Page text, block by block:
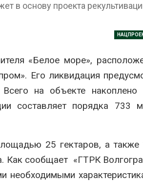
в основу проекта
«Белое море»,
Его ликвидация
на объекте накоплено
составляет порядка 733
25 гектаров, а также
Как сообщает «ГТРК
необходимыми
на
от
до
Авг 5, 2026
В Кении
терроризме
Авг 5, 2026
крокодилов
оказались
климата»:
экологических расчётов